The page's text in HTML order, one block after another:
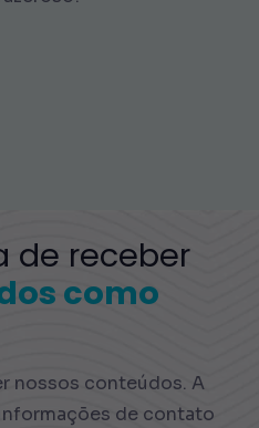
de receber
como
nossos conteúdos. A
de contato